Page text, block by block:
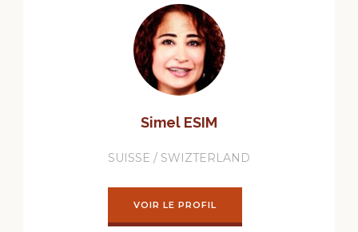
Simel ESIM
SUISSE / SWIZTERLAND
VOIR LE PROFIL